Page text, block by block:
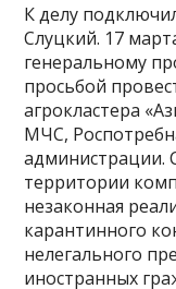
К делу
Слуцкий. 17
генеральному
просьбой
агрокластера
МЧС,
администрации.
территории
незаконная
карантинного
нелегального
иностранных